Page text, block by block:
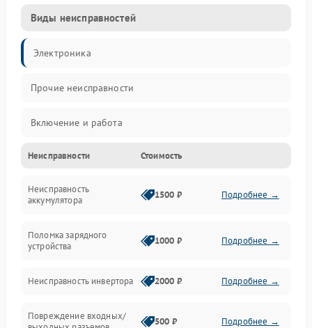
Виды неисправностей
Электроника
Прочие неисправности
Включение и работа
Работа с нагрузкой
Звук и индикация
Неисправности Стоимость
Неисправность
аккумулятора
1500 ₽ Подробнее →
Поломка зарядного
устройства
1000 ₽ Подробнее →
Неисправность инвертора 2000 ₽ Подробнее →
Повреждение входных/
500 ₽ Подробнее →